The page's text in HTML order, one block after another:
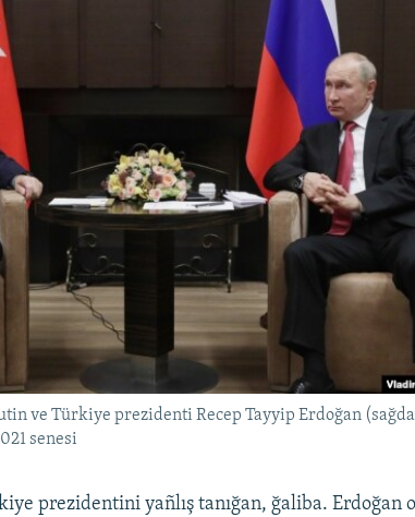
ve Türkiye prezidenti Recep Tayyip Erdoğan
senesi
prezidentini yañlış tanığan, ğaliba. Erdoğan